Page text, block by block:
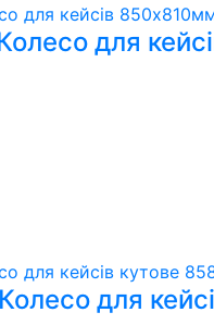
для
для